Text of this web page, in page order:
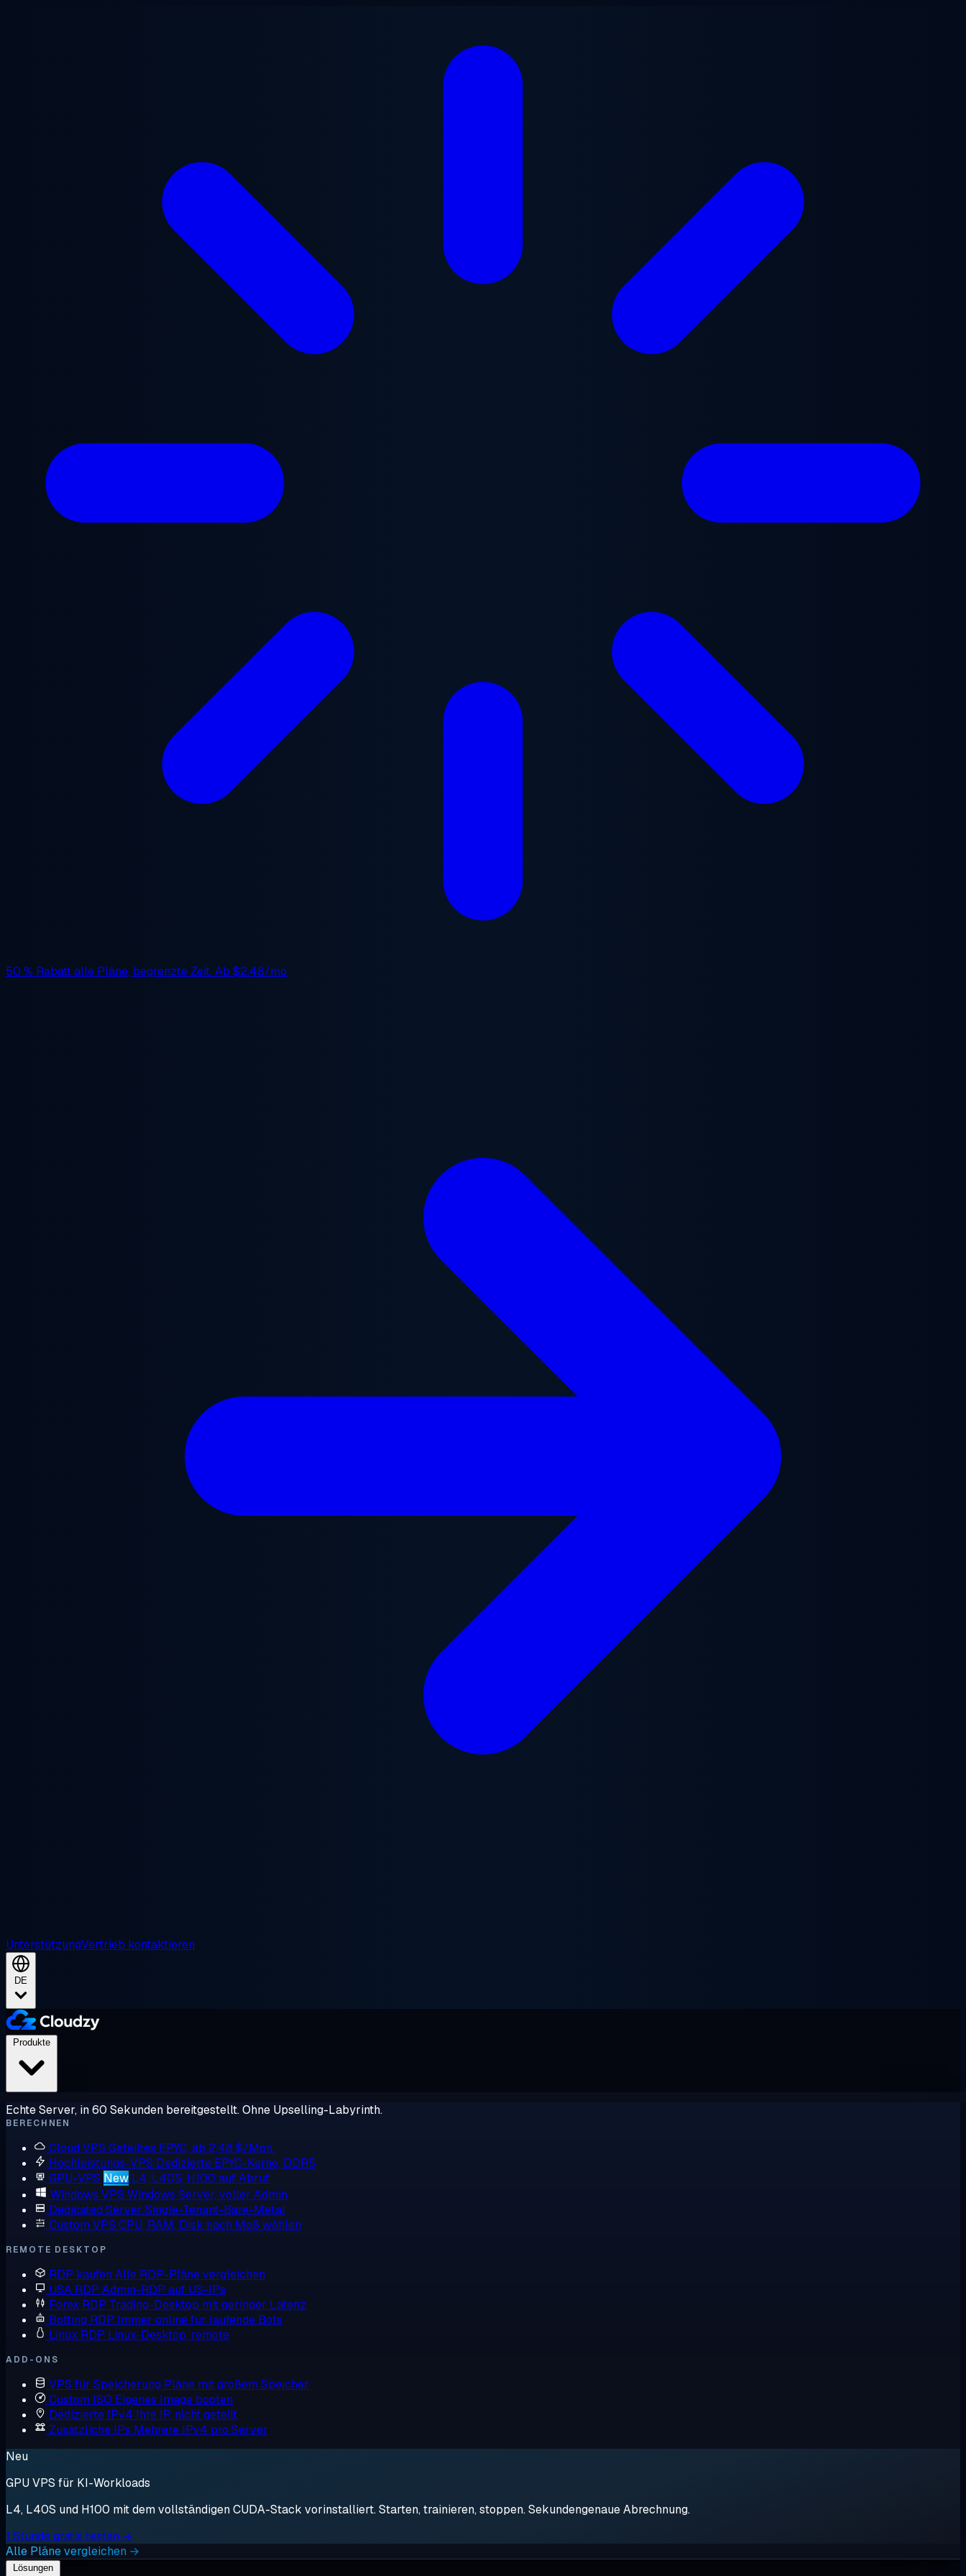
50 % Rabattalle Pläne, begrenzte Zeit. Ab $2.48/mo
UnterstützungVertrieb kontaktieren
DE
Echte Server, in 60 Sekunden bereitgestellt. Ohne Upselling-Labyrinth.
BERECHNEN
Cloud VPS Geteiltes EPYC, ab 2,48 $/Mon.
Hochleistungs-VPS Dedizierte EPYC-Kerne, DDR5
GPU-VPS New L4, L40S, H100 auf Abruf
Windows VPS Windows Server, voller Admin
Dedicated Server Single-Tenant-Bare-Metal
Custom VPS CPU, RAM, Disk nach Maß wählen
REMOTE DESKTOP
RDP kaufen Alle RDP-Pläne vergleichen
USA RDP Admin-RDP auf US-IPs
Forex RDP Trading-Desktop mit geringer Latenz
Botting RDP Immer online für laufende Bots
Linux RDP Linux-Desktop, remote
ADD-ONS
VPS für Speicherung Pläne mit großem Speicher
Custom ISO Eigenes Image booten
Dedizierte IPv4 Ihre IP, nicht geteilt
Zusätzliche IPs Mehrere IPv4 pro Server
Neu
GPU VPS für KI-Workloads
L4, L40S und H100 mit dem vollständigen CUDA-Stack vorinstalliert. Starten, trainieren, stoppen. Sekundengenaue Abrechnung.
1 Stunde gratis testen →
Alle Pläne vergleichen →